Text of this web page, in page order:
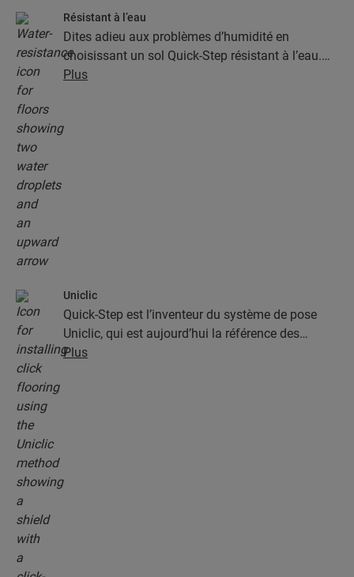
Résistant à l’eau
Dites adieu aux problèmes d’humidité en
choisissant un sol Quick-Step résistant à l’eau.
Ces sols sont non seulement élégants et naturels,
Plus
Uniclic
Quick-Step est l’inventeur du système de pose
Uniclic, qui est aujourd’hui la référence des
systèmes de pose par encliquetage. Utilisez le
Plus